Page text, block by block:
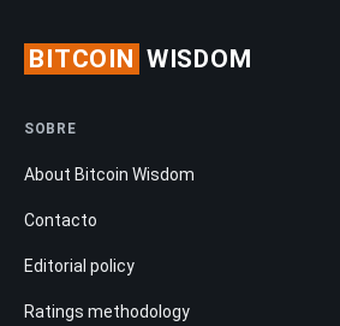
BITCOIN WISDOM
SOBRE
About Bitcoin Wisdom
Contacto
Editorial policy
Ratings methodology